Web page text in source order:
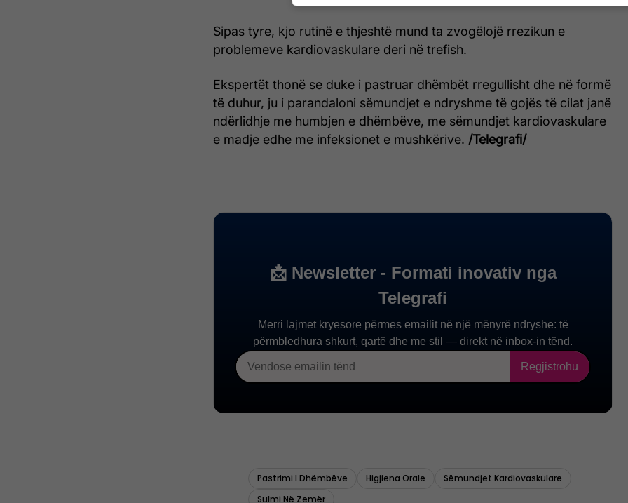
Sipas tyre, kjo rutinë e thjeshtë mund ta zvogëlojë rrezikun e
problemeve kardiovaskulare deri në trefish.
Ekspertët thonë se duke i pastruar dhëmbët rregullisht dhe në formë
të duhur, ju i parandaloni sëmundjet e ndryshme të gojës të cilat janë
ndërlidhje me humbjen e dhëmbëve, me sëmundjet kardiovaskulare
e madje edhe me infeksionet e mushkërive. /Telegrafi/